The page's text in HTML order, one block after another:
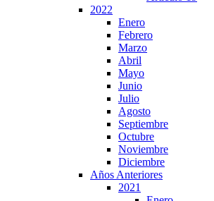
2022
Enero
Febrero
Marzo
Abril
Mayo
Junio
Julio
Agosto
Septiembre
Octubre
Noviembre
Diciembre
Años Anteriores
2021